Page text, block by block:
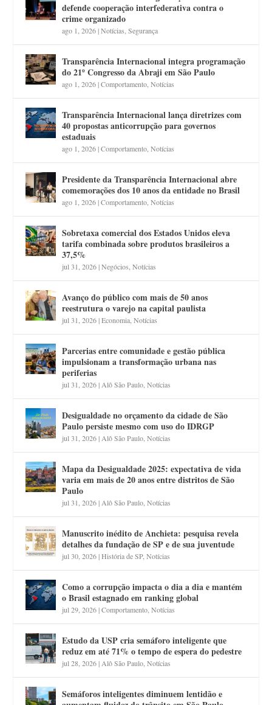
defende cooperação interfederativa contra o
crime organizado
ago 1, 2026|Notícias ,Segurança
Transparência Internacional integra programação
do 21º Congresso da Abraji em São Paulo
ago 1, 2026|Comportamento ,Notícias
Transparência Internacional lança diretrizes com
40 propostas anticorrupção para governos
estaduais
ago 1, 2026|Comportamento ,Notícias
Presidente da Transparência Internacional abre
comemorações dos 10 anos da entidade no Brasil
ago 1, 2026|Comportamento ,Notícias
Sobretaxa comercial dos Estados Unidos eleva
tarifa combinada sobre produtos brasileiros a
37,5%
jul 31, 2026|Negócios ,Notícias
Avanço do público com mais de 50 anos
reestrutura o varejo na capital paulista
jul 31, 2026|Economia ,Notícias
Parcerias entre comunidade e gestão pública
impulsionam a transformação urbana nas
periferias
jul 31, 2026| Alô São Paulo ,Notícias
Desigualdade no orçamento da cidade de São
Paulo persiste mesmo com uso do IDRGP
jul 31, 2026| Alô São Paulo ,Notícias
Mapa da Desigualdade 2025: expectativa de vida
varia em mais de 20 anos entre distritos de São
Paulo
jul 31, 2026| Alô São Paulo ,Notícias
Manuscrito inédito de Anchieta: pesquisa revela
detalhes da fundação de SP e de sua juventude
jul 30, 2026|História de SP,Notícias
Como a corrupção impacta o dia a dia e mantém
o Brasil estagnado em ranking global
jul 29, 2026|Comportamento ,Notícias
Estudo da USP cria semáforo inteligente que
reduz em até 71% o tempo de espera do pedestre
jul 28, 2026| Alô São Paulo ,Notícias
Semáforos inteligentes diminuem lentidão e